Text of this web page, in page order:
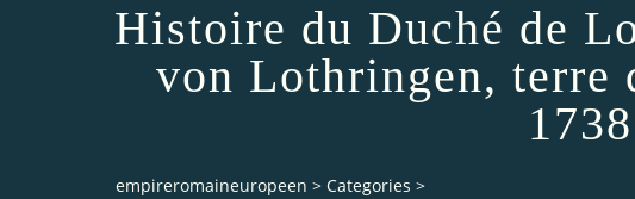
Histoire du Duché de
von Lothringen, terre
1738
empireromaineuropeen > Categories >